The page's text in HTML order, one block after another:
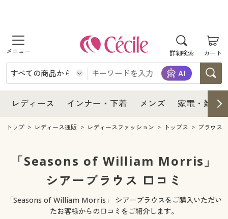
詳細検索 カート
商品を探す
レディース
レディースファッション
女性下着
インナー・下着
インナー・下着通販すべて
女性下着
メンズ下着
ジュニア・ティーンズ下着
メンズ
メンズ通販すべて
メンズファッション
家電・雑貨
家電・雑貨すべて
寝具・インテリア・家具
寝具・インテリア・家具通販すべて
美容・健康
レディース インナー・下着 メンズ 家電・雑貨
レディース
レディース通販すべて
レディースファッション
インナー・下着
インナー・下着通販すべて
ジュニア・ティーンズ下着
メンズ
メンズ下着
キッチン・雑貨・日用品
寝具・インテリア・家具通販すべて
家具・収納
美容・健康
美容・健康通販すべて
制服・スクール
トップ レディース通販 レディースファッション トップス ブラウス
「Seasons of William Morris」
シアーブラウス 口コミ
「Seasons of William Morris」 シアーブラウスをご購入いただい
たお客様からの口コミをご紹介します。